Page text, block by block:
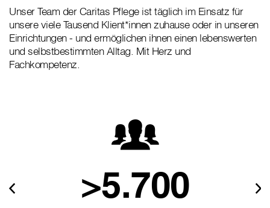
Unser Team der Caritas Pflege ist täglich im Einsatz für
unsere viele Tausend Klient*innen zuhause oder in unseren
Einrichtungen - und ermöglichen ihnen einen lebenswerten
und selbstbestimmten Alltag. Mit Herz und
Fachkompetenz.
>5.700